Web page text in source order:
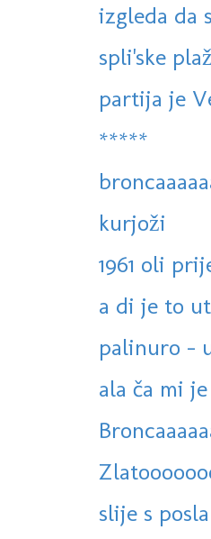
izgleda da
spli'ske
partija je
*****
kurjoži
1961 oli
a di je to
palinuro -
ala ča mi
slije s posla